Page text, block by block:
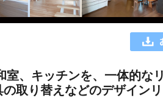
、キッチンを、一体的な
取り替えなどのデザイン